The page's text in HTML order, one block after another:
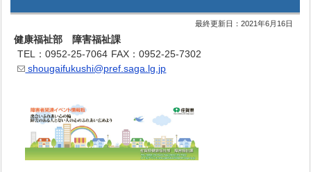
最終更新日：2021年6月16日
健康福祉部 障害福祉課
TEL：0952-25-7064 FAX：0952-25-7302
shougaifukushi@pref.saga.lg.jp